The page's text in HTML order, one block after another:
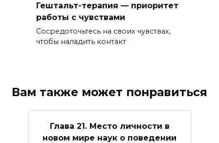
Гештальт-терапия — приоритет
работы с чувствами
Сосредоточьтесь на своих чувствах,
чтобы наладить контакт
Вам также может понравиться
Глава 21. Место личности в
новом мире наук о поведении